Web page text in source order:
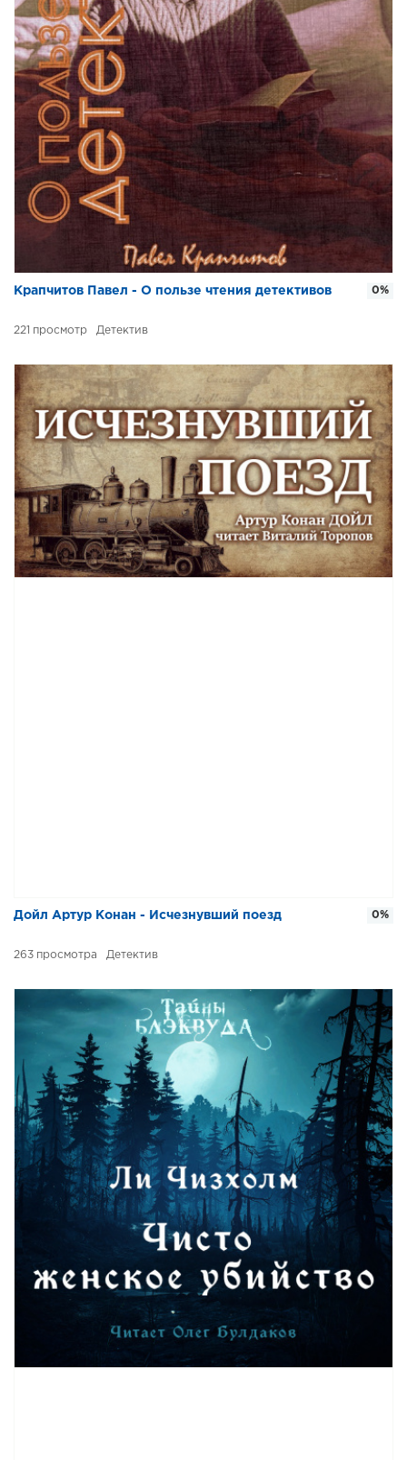
Крапчитов Павел - О пользе чтения детективов
221 Детектив
0%
Дойл Артур Конан - Исчезнувший поезд
263 Детектив
0%